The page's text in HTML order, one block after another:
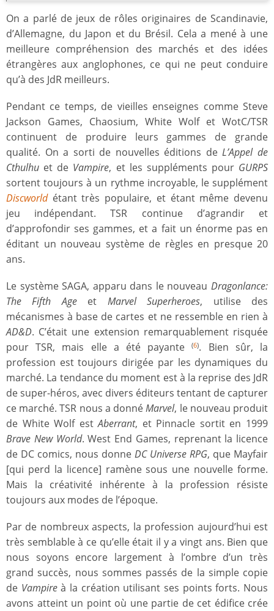
On a parlé de jeux de rôles originaires de Scandinavie,
d’Allemagne, du Japon et du Brésil. Cela a mené à une
meilleure compréhension des marchés et des idées
étrangères aux anglophones, ce qui ne peut conduire
qu’à des JdR meilleurs.
Pendant ce temps, de vieilles enseignes comme Steve
Jackson Games, Chaosium, White Wolf et WotC/TSR
continuent de produire leurs gammes de grande
qualité. On a sorti de nouvelles éditions deL’Appel de
Cthulhu et de Vampire, et les suppléments pour GURPS
sortent toujours à un rythme incroyable, le supplément
Discworldétant très populaire, et étant même devenu
jeu indépendant. TSR continue d’agrandir et
d’approfondir ses gammes, et a fait un énorme pas en
éditant un nouveau système de règles en presque 20
ans.
Le système SAGA, apparu dans le nouveau Dragonlance:
The Fifth Ageet Marvel Superheroes, utilise des
mécanismes à base de cartes et ne ressemble en rien à
AD&D. C’était une extension remarquablement risquée
pour TSR, mais elle a été payante(6). Bien sûr, la
profession est toujours dirigée par les dynamiques du
marché. La tendance du moment est à la reprise des JdR
de super-héros, avec divers éditeurs tentant de capturer
ce marché. TSR nous a donnéMarvel, le nouveau produit
de White Wolf estAberrant, et Pinnacle sortit en 1999
Brave New World. West End Games, reprenant la licence
de DC comics, nous donne DC Universe RPG, que Mayfair
[qui perd la licence] ramène sous une nouvelle forme.
Mais la créativité inhérente à la profession résiste
toujours aux modes de l’époque.
Par de nombreux aspects, la profession aujourd’hui est
très semblable à ce qu’elle était il y a vingt ans. Bien que
nous soyons encore largement à l’ombre d’un très
grand succès, nous sommes passés de la simple copie
de Vampireà la création utilisant ses points forts. Nous
avons atteint un point où une partie de cet édifice crée